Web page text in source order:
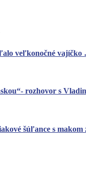
veľkonočné
rozhovor s
šúľance s makom